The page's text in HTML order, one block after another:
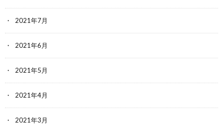
2021年7月
2021年6月
2021年5月
2021年4月
2021年3月